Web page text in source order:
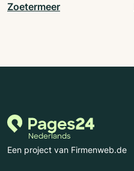
Zoetermeer
Een project van Firmenweb.de